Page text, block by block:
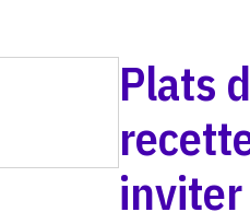
Plats
inviter